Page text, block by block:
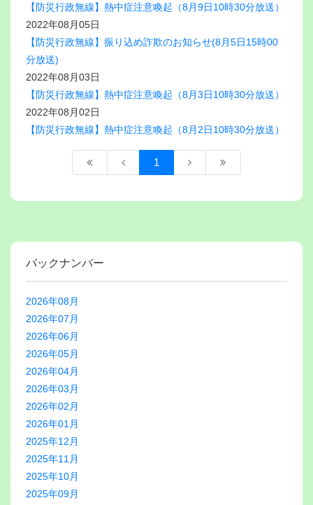
【防災行政無線】熱中症注意喚起（8月9日10時30分放送）
2022年08月05日
【防災行政無線】振り込め詐欺のお知らせ(8月5日15時00
分放送)
2022年08月03日
【防災行政無線】熱中症注意喚起（8月3日10時30分放送）
2022年08月02日
【防災行政無線】熱中症注意喚起（8月2日10時30分放送）
1
バックナンバー
2026年08月
2026年07月
2026年06月
2026年05月
2026年04月
2026年03月
2026年02月
2026年01月
2025年12月
2025年11月
2025年10月
2025年09月